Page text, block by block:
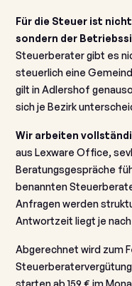
Für die Steuer ist
sondern der
Steuerberater gibt es
steuerlich eine
gilt in Adlershof
sich je Bezirk
Wir arbeiten
aus Lexware Office,
Beratungsgespräche
benannten
Anfragen werden
Antwortzeit liegt je nach
Abgerechnet wird zum